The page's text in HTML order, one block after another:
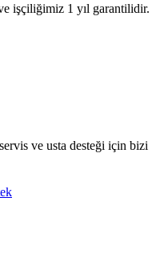
işçiliğimiz 1 yıl garantilidir.
ve usta desteği için bizi